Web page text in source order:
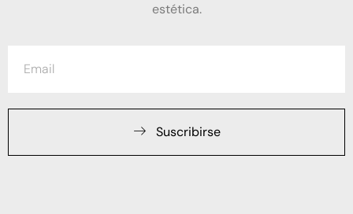
estética.
Suscribirse